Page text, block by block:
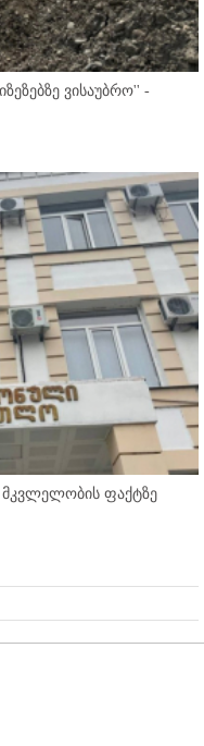
ვისაუბრო'' -
მკვლელობის ფაქტზე